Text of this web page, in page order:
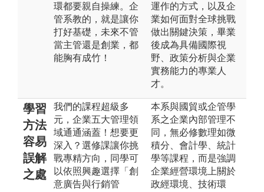
環都要親自操練。企
管系教的，就是讓你
打好基礎，未來不管
當主管還是創業，都
能胸有成竹！
運作的方式，以及企
業如何面對全球挑戰
做出關鍵決策，畢業
後成為具備國際視
野、政策分析與企業
實務能力的專業人
才。
學習
方法
容易
誤解
之處
我們的課程超級多
元，企業五大管理領
域通通涵蓋！想要更
深入？選修課讓你挑
戰專精方向，同學可
以依照興趣選擇「創
意廣告與行銷管
本系與國貿或企管學
系之企業內部管理不
同，無必修數理如微
積分、會計學、統計
學等課程，而是強調
企業經營環境上關於
政經環境、技術環